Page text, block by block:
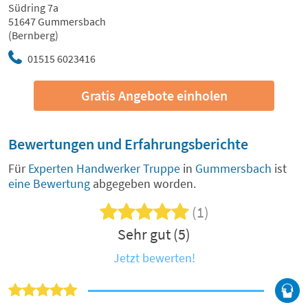
01515 6023416
Südring 7a
51647 Gummersbach
(Bernberg)
Gratis Angebote einholen
Bewertungen und Erfahrungsberichte
FürExperten Handwerker Truppe in Gummersbach ist
eine Bewertung abgegeben worden.
(1)
Sehr gut (5)
Jetzt bewerten!